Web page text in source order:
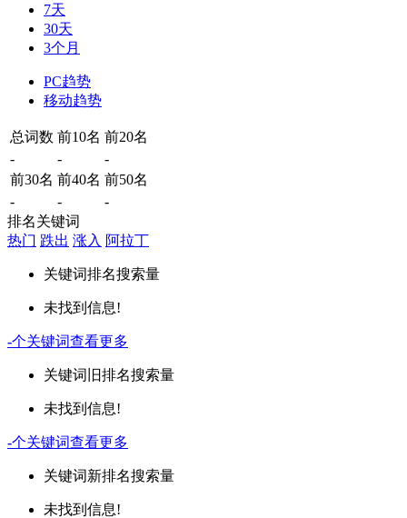
7天
30天
3个月
PC趋势
移动趋势
总词数 前10名 前20名
-
-
-
前30名 前40名 前50名
-
-
-
排名关键词
热门 跌出 涨入 阿拉丁
关键词排名搜索量
未找到信息!
-个关键词查看更多
关键词 旧排名搜索量
未找到信息!
-个关键词查看更多
关键词新排名搜索量
未找到信息!